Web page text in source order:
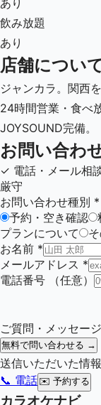
あり
飲み放題
あり
店舗につい
ジャンカラ。関西
24時間営業・食べ
JOYSOUND完備。
お問い合わ
✓ 電話・メール相
厳守
お問い合わせ種別 *
予約・空き確認
プランについて
お名前 *
メールアドレス *
電話番号
（任意）
ご質問・メッセージ
無料で問い合わせる →
送信いただいた情
📞 電話 ✉️ 予約する
カラオケナビ